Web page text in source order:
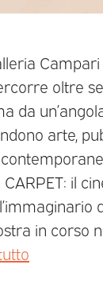
Campari
oltre
da
arte,
il
in corso